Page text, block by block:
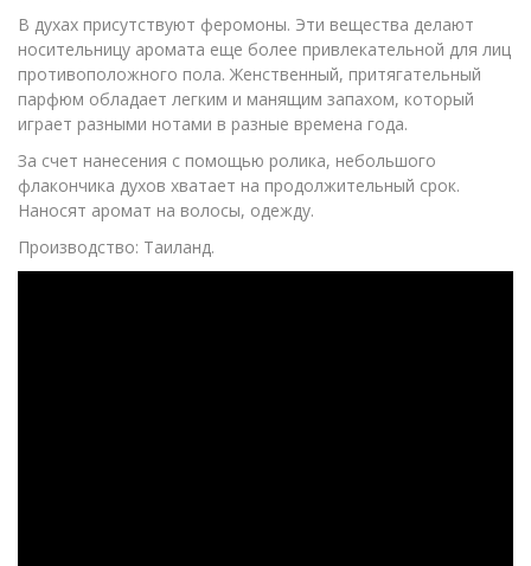
В духах присутствуют феромоны. Эти вещества делают
носительницу аромата еще более привлекательной для лиц
противоположного пола. Женственный, притягательный
парфюм обладает легким и манящим запахом, который
играет разными нотами в разные времена года.
За счет нанесения с помощью ролика, небольшого
флакончика духов хватает на продолжительный срок.
Наносят аромат на волосы, одежду.
Производство: Таиланд.